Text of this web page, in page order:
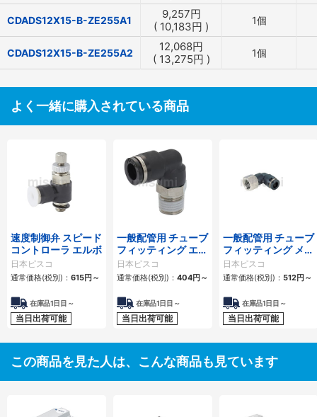
CDADS12X15-B-ZE255A1 9,257円
( 10,183円 ) 1個
CDADS12X15-B-ZE255A2 12,068円
( 13,275円 ) 1個
よく一緒に購入されている商品
速度制御弁 スピード
コントローラ エルボ
日本ピスコ
通常価格(税別)： 615円 ～
在庫品1日目～
当日出荷可能
一般配管用 チューブ
フィッティング エル
ボ
日本ピスコ
通常価格(税別)： 404円 ～
在庫品1日目～
当日出荷可能
一般配管用 チューブ
フィッティング メス
エルボ
日本ピスコ
通常価格(税別)： 512円 ～
在庫品1日目～
当日出荷可能
この商品を見た人は、こんな商品も見ています